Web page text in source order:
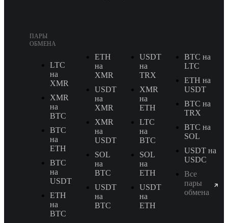
ПАРЫ
ОБМЕНА
LTC
на
XMR
XMR
на
BTC
BTC
на
ETH
BTC
на
USDT
ETH
на
BTC
ETH
на
XMR
USDT
на
XMR
XMR
на
USDT
SOL
на
BTC
USDT
на
BTC
USDT
на
TRX
XMR
на
ETH
LTC
на
BTC
SOL
на
ETH
USDT
на
ETH
BTC на
LTC
ETH на
USDT
BTC на
TRX
BTC на
SOL
USDT на
USDC
Все
пары
обмена